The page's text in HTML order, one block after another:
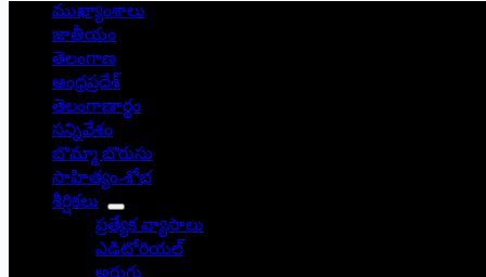
ముఖ్యాంశాలు
జాతీయం
తెలంగాణ
ఆంధ్రప్రదేశ్
తెలంగాణార్థం
సన్నివేశం
బొమ్మా బొరుసు
సాహిత్యం-శోభ
శీర్షికలు
ప్రత్యేక వ్యాసాలు
ఎడిటోరియల్
అరుగు